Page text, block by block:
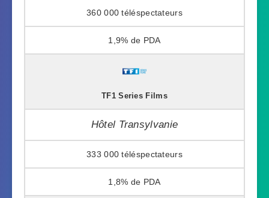
360 000
1,9%
TF1 Series Films
Hôtel Transylvanie
333 000
1,8%